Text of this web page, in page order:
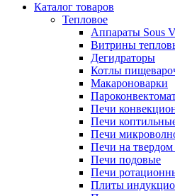
Каталог товаров
Тепловое
Аппараты Sous
Витрины
Дегидраторы
Котлы
Макароноварки
Печи
Печи
Печи
Печи на твердом
Печи подовые
Печи
Плиты